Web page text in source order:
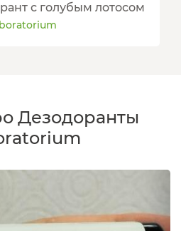
с голубым лотосом
Дезодоранты